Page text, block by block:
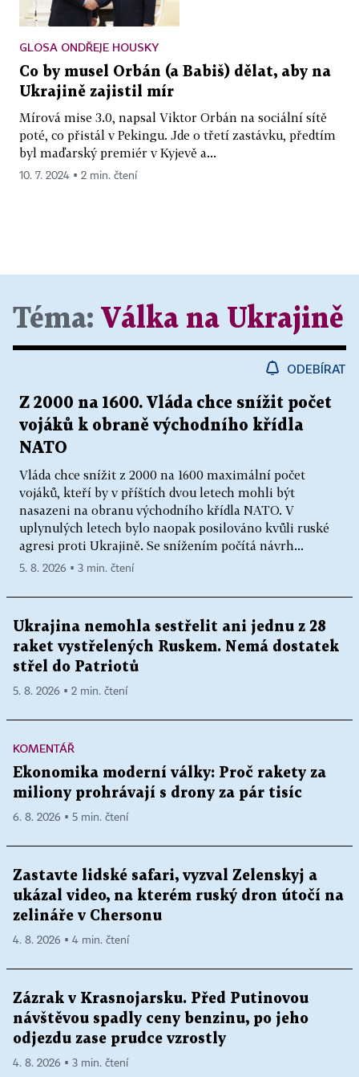
GLOSA ONDŘEJE HOUSKY
Co by musel Orbán (a Babiš) dělat, aby na
Ukrajině zajistil mír
Mírová mise 3.0, napsal Viktor Orbán na sociální sítě
poté, co přistál v Pekingu. Jde o třetí zastávku, předtím
byl maďarský premiér v Kyjevě a...
10. 7. 2024 ▪ 2 min. čtení
Téma: Válka na Ukrajině
ODEBÍRAT
Z 2000 na 1600. Vláda chce snížit počet
vojáků k obraně východního křídla
NATO
Vláda chce snížit z 2000 na 1600 maximální počet
vojáků, kteří by v příštích dvou letech mohli být
nasazeni na obranu východního křídla NATO. V
uplynulých letech bylo naopak posilováno kvůli ruské
agresi proti Ukrajině. Se snížením počítá návrh...
5. 8. 2026 ▪ 3 min. čtení
Ukrajina nemohla sestřelit ani jednu z 28
raket vystřelených Ruskem. Nemá dostatek
střel do Patriotů
5. 8. 2026 ▪ 2 min. čtení
KOMENTÁŘ
Ekonomika moderní války: Proč rakety za
miliony prohrávají s drony za pár tisíc
6. 8. 2026 ▪ 5 min. čtení
Zastavte lidské safari, vyzval Zelenskyj a
ukázal video, na kterém ruský dron útočí na
zelináře v Chersonu
4. 8. 2026 ▪ 4 min. čtení
Zázrak v Krasnojarsku. Před Putinovou
návštěvou spadly ceny benzinu, po jeho
odjezdu zase prudce vzrostly
4. 8. 2026 ▪ 3 min. čtení